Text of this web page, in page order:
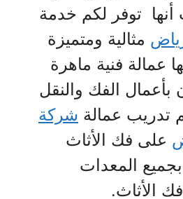
أنها توفر لكم خدمة
مثالية ومتميزة
عمالة فنية ماهرة
الفك والنقل
تدريب عمالة شركة
على فك الأثاث
المعدات
الأثاث.